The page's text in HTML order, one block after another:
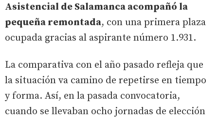
Asistencial de Salamanca acompañó la
pequeña remontada, con una primera plaza
ocupada gracias al aspirante número 1.931.
La comparativa con el año pasado refleja que
la situación va camino de repetirse en tiempo
y forma. Así, en la pasada convocatoria,
cuando se llevaban ocho jornadas de elección